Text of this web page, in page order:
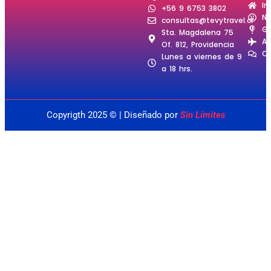
+56 9 6753 3802
consultas@tevytravel.cl
Sta. Magdalena 75
Of. 812, Providencia
Lunes a viernes de 9
a 18 hrs.
Copyrigth 2025 © | Diseñado por Sin Límites